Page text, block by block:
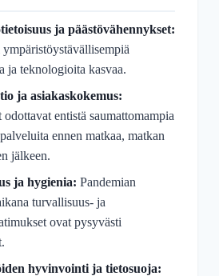
ja päästövähennykset:
ja teknologioita kasvaa.
ja asiakaskokemus:
entistä saumattomampia
ennen matkaa, matkan
jälkeen.
ja hygienia: Pandemian
turvallisuus- ja
ovat pysyvästi
hyvinvointi ja tietosuoja: